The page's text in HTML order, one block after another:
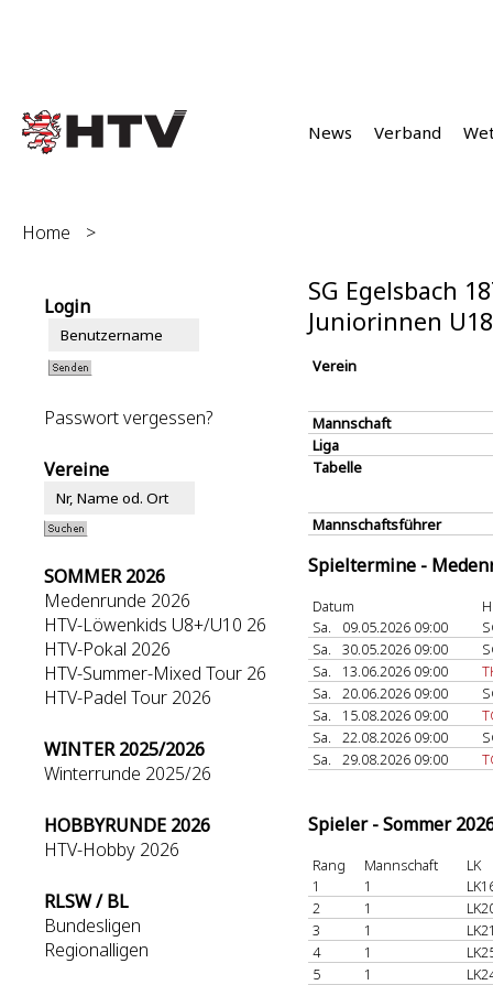
News Verband
Home >
Login
Passwort vergessen?
Vereine
SOMMER 2026
Medenrunde 2026
HTV-Löwenkids U8+/U10 26
HTV-Pokal 2026
HTV-Summer-Mixed Tour 26
HTV-Padel Tour 2026
WINTER 2025/2026
Winterrunde 2025/26
HOBBYRUNDE 2026
HTV-Hobby 2026
RLSW / BL
Bundesligen
Regionalligen
SG Egelsbach
Juniorinnen
Verein
Mannschaft
Liga
Tabelle
Mannschaftsführer
Spieltermine -
Datum
Sa.
09.05.2026 09:00
Sa.
30.05.2026 09:00
Sa.
13.06.2026 09:00
Sa.
20.06.2026 09:00
Sa.
15.08.2026 09:00
Sa.
22.08.2026 09:00
Sa.
29.08.2026 09:00
Spieler - Sommer
Rang Mannschaft
LK
1
1
2
1
3
1
4
1
5
1